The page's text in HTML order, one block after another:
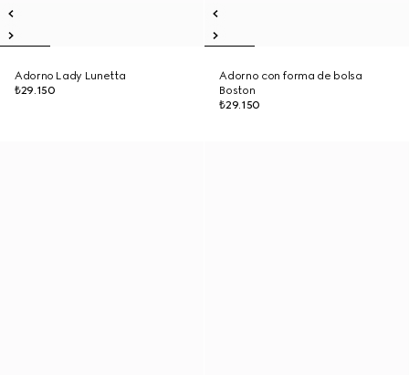
Adorno Lady Lunetta
₺29.150
Adorno con forma de bolsa
Boston
₺29.150